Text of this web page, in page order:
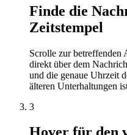
Finde die
Zeitstempel
Scrolle zur betreffenden
direkt über dem
und die genaue Uhrzeit
älteren Unterhaltungen
3